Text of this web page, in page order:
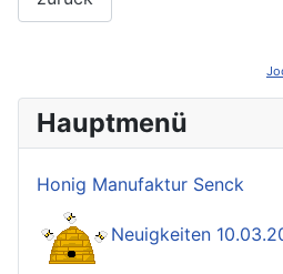
Hauptmenü
Honig Manufaktur Senck
Neuigkeiten